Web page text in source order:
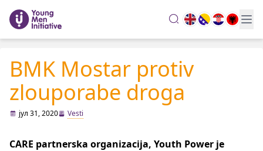
search
BMK Mostar protiv
zlouporabe droga
јул 31, 2020 Vesti
CARE partnerska organizacija, Youth Power je